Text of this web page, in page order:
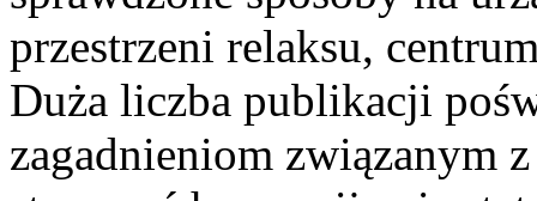
przestrzeni relaksu,
Duża liczba publikacji
zagadnieniom związanym